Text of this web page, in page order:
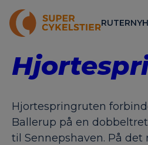
RUTER
Hjortespringruten
Ballerup på en
til Sennepshaven. På